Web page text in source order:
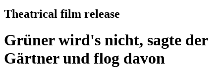
Theatrical film release
Grüner wird's nicht, sagte der
Gärtner und flog davon